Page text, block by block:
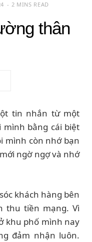
2 MINS READ
thân
tin nhắn từ một
mình bằng cái biệt
mình còn nhớ bạn
ngờ ngợ và nhớ
khách hàng bên
thu tiền mạng. Vì
khu phố mình nay
đảm nhận luôn.